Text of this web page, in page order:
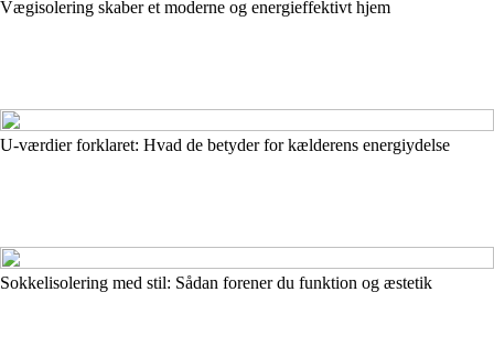
Vægisolering skaber et moderne og energieffektivt hjem
U-værdier forklaret: Hvad de betyder for kælderens energiydelse
Sokkelisolering med stil: Sådan forener du funktion og æstetik